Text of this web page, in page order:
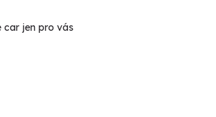
car jen pro vás